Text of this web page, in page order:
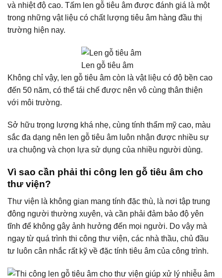
và nhiệt độ cao. Tấm len gỗ tiêu âm được đánh giá là một
trong những vật liệu có chất lượng tiêu âm hàng đầu thị
trường hiện nay.
Len gỗ tiêu âm
Không chỉ vậy, len gỗ tiêu âm còn là vật liệu có độ bền cao
đến 50 năm, có thể tái chế được nên vô cùng thân thiện
với môi trường.
Sở hữu trọng lượng khá nhẹ, cùng tính thẩm mỹ cao, màu
sắc đa dạng nên len gỗ tiêu âm luôn nhận được nhiều sự
ưa chuộng và chọn lựa sử dụng của nhiều người dùng.
Vì sao cần phải thi công len gỗ tiêu âm cho
thư viện?
Thư viện là không gian mang tính đặc thù, là nơi tập trung
đông người thường xuyên, và cần phải đảm bảo độ yên
tĩnh để không gây ảnh hưởng đến mọi người. Do vậy mà
ngay từ quá trình thi công thư viện, các nhà thầu, chủ đầu
tư luôn cân nhắc rất kỹ về đặc tính tiêu âm của công trình.